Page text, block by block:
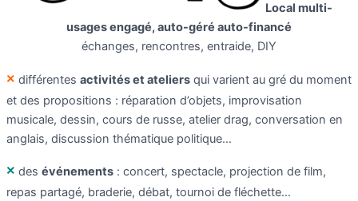
Local multi-
usages engagé, auto-géré auto-financé
échanges, rencontres, entraide, DIY
× différentes activités et ateliers qui varient au gré du moment
et des propositions : réparation d’objets, improvisation
musicale, dessin, cours de russe, atelier drag, conversation en
anglais, discussion thématique politique…
× des événements : concert, spectacle, projection de film,
repas partagé, braderie, débat, tournoi de fléchette…